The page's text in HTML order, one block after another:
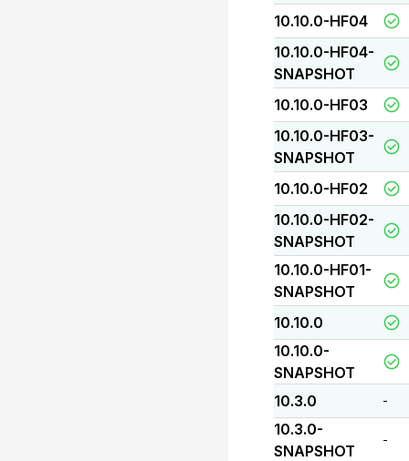
10.10.0-HF04
10.10.0-HF04-
SNAPSHOT
10.10.0-HF03
10.10.0-HF03-
SNAPSHOT
10.10.0-HF02
10.10.0-HF02-
SNAPSHOT
10.10.0-HF01-
SNAPSHOT
10.10.0
10.10.0-
SNAPSHOT
10.3.0
-
10.3.0-
SNAPSHOT
-